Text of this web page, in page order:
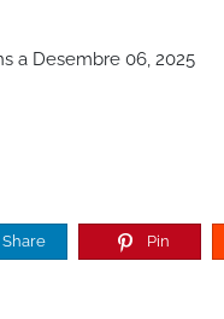
a Desembre 06, 2025
Share Pin